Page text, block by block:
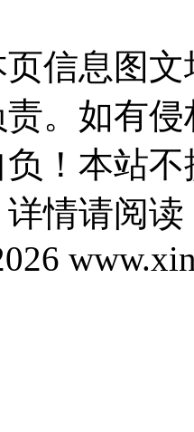
信息图
。如有
！本站
情请阅读